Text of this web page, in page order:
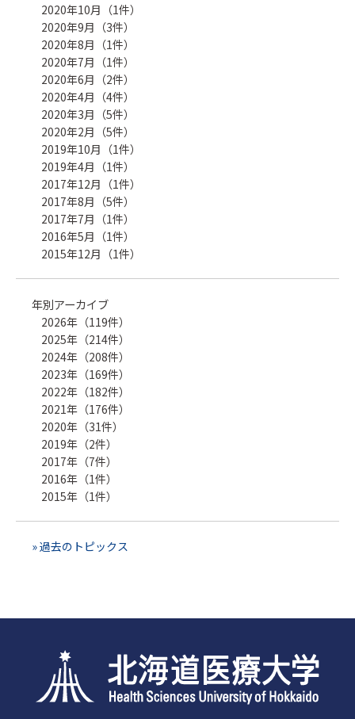
2020年10月（1件）
2020年9月（3件）
2020年8月（1件）
2020年7月（1件）
2020年6月（2件）
2020年4月（4件）
2020年3月（5件）
2020年2月（5件）
2019年10月（1件）
2019年4月（1件）
2017年12月（1件）
2017年8月（5件）
2017年7月（1件）
2016年5月（1件）
2015年12月（1件）
年別アーカイブ
2026年（119件）
2025年（214件）
2024年（208件）
2023年（169件）
2022年（182件）
2021年（176件）
2020年（31件）
2019年（2件）
2017年（7件）
2016年（1件）
2015年（1件）
» 過去のトピックス